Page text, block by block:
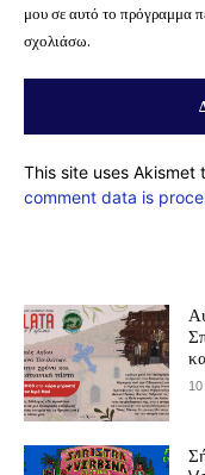
μου σε αυτό το πρόγραμμα
σχολιάσω.
This site uses Akismet
comment data is